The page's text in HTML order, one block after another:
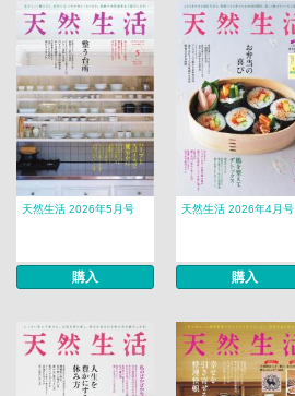
天然生活 2026年5月号
購入
天然生活 2026年4月号
購入